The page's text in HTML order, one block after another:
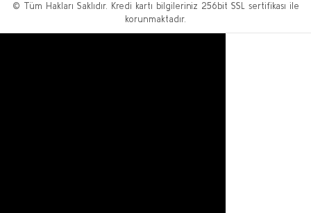
© Tüm Hakları Saklıdır. Kredi kartı bilgileriniz 256bit SSL sertifikası ile
korunmaktadır.